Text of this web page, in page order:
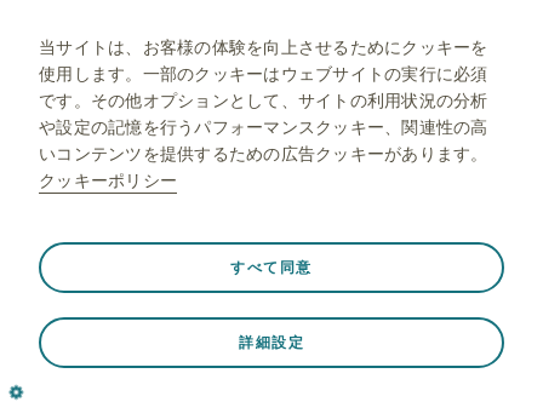
jp.gsk.com
サイトマップ
ご利用条件
プライバシー通知
FAQ
薬剤師向け情報
© 2001-2026 GSK plc. All rights reserved. Trade marks are
owned by or licensed to the GSK group of companies.
はありませんので弊社コーポレートサイトへリダイレク
トします。
当サイトは、お客様の体験を向上させるためにクッキーを
使用します。一部のクッキーはウェブサイトの実行に必須
です。その他オプションとして、サイトの利用状況の分析
や設定の記憶を行うパフォーマンスクッキー、関連性の高
いコンテンツを提供するための広告クッキーがあります。
クッキーポリシー
Strictly necessary（必須） ❮
とタグの設定の管理、ウェブサイトのセキュリティの保護
など、ウェブサイトが適切に機能するために必要です。さ
詳細設定
すべて同意